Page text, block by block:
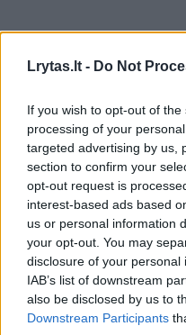
Lrytas.lt - Do Not
If you wish to opt-out of
processing of your
targeted advertising by us,
section to confirm your
opt-out request is
interest-based ads based
us or personal information
your opt-out. You may
disclosure of your
IAB’s list of downstream
also be disclosed by us to
Downstream Participants
Laureatų gretose
Festivalio didysis
džiazo kultūrai
V.Ramoškai (nuotr.).
Kauno bigbendo
šalies orkestrais.
Birštone prasidėjo
debiutavo dar
muzikantu Trakų